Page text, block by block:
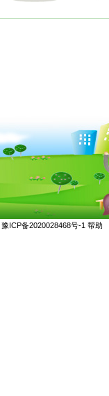
豫ICP备2020028468号-1 帮助